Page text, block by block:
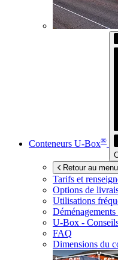
Conteneurs U-Box®
Retour au
Tarifs et
Options de
Utilisations
U-Box -
FAQ
Dimensions du